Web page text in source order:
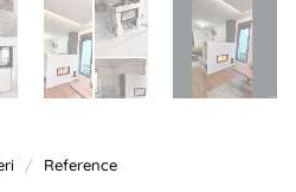
/ Reference